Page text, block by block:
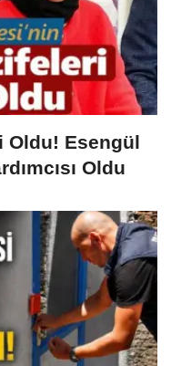
Oldu! Esengül
Oldu